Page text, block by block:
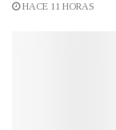
HACE 11 HORAS